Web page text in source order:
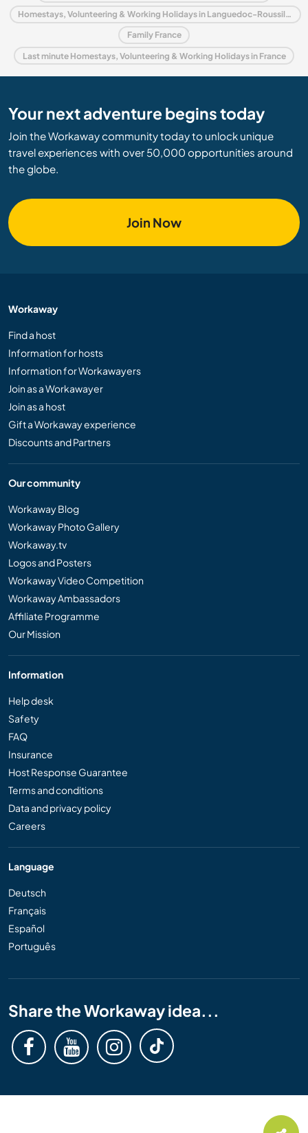
Homestays, Volunteering & Working Holidays in Languedoc-Roussillon
Family France
Last minute Homestays, Volunteering & Working Holidays in France
Your next adventure begins today
Join the Workaway community today to unlock unique
travel experiences with over 50,000 opportunities around
the globe.
Join Now
Workaway
Find a host
Information for hosts
Information for Workawayers
Join as a Workawayer
Join as a host
Gift a Workaway experience
Discounts and Partners
Our community
Workaway Blog
Workaway Photo Gallery
Workaway.tv
Logos and Posters
Workaway Video Competition
Workaway Ambassadors
Affiliate Programme
Our Mission
Information
Help desk
Safety
FAQ
Insurance
Host Response Guarantee
Terms and conditions
Data and privacy policy
Careers
Language
Deutsch
Français
Español
Português
Share the Workaway idea...